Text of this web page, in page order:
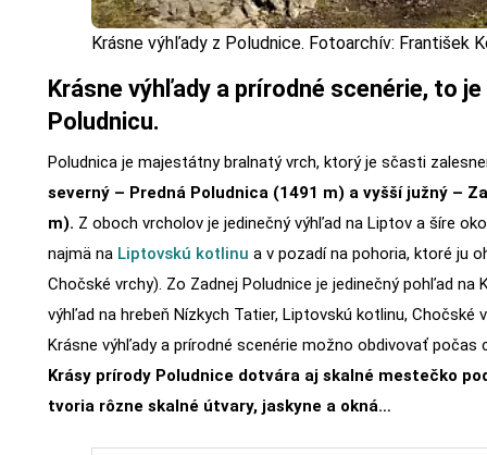
Krásne výhľady z Poludnice. Fotoarchív: František
Krásne výhľady a prírodné scenérie, to
Poludnicu.
Poludnica je majestátny bralnatý vrch, ktorý je sčasti
severný – Predná Poludnica (1491 m) a vyšší južný –
m). Z oboch vrcholov je jedinečný výhľad na Liptov a šíre
najmä na Liptovskú kotlinu a v pozadí na pohoria, ktoré ju
Chočské vrchy). Zo Zadnej Poludnice je jedinečný pohľad na
výhľad na hrebeň Nízkych Tatier, Liptovskú kotlinu, Chočské
Krásne výhľady a prírodné scenérie možno obdivovať počas
Krásy prírody Poludnice dotvára aj skalné mestečko
tvoria rôzne skalné útvary, jaskyne a okná…